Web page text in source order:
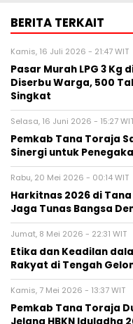
BERITA TERKAIT
Kamis, 16 Juli 2026 - 21:47 WIT
Pasar Murah LPG 3 Kg
Diserbu Warga, 500
Singkat
Selasa, 16 Juni 2026 - 15:27
Pemkab Tana Toraja
Sinergi untuk
Rabu, 20 Mei 2026 - 00:14 WIT
Harkitnas 2026 di
Jaga Tunas Bangsa
Jumat, 8 Mei 2026 - 22:31 WIT
Etika dan Keadilan
Rakyat di Tengah
Kamis, 7 Mei 2026 - 13:37 WIT
Pemkab Tana Toraja